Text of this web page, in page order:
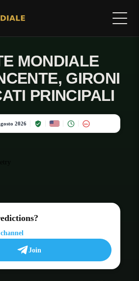
MONDIALE
GIRONI
PRINCIPALI
2026 18+
Join